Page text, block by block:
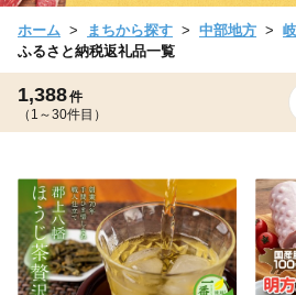
ホーム まちから探す 中部地方
ふるさと納税返礼品一覧
1,388件
（1～30件目）